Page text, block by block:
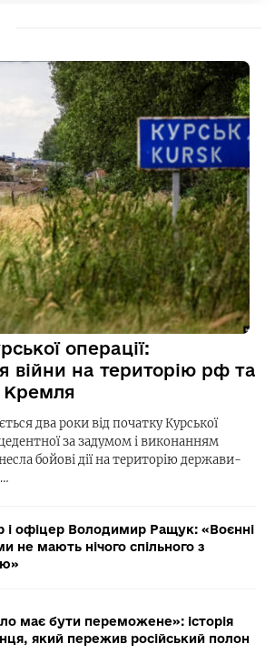
операції:
війни на територію рф та
Кремля
два роки від початку Курської
за задумом і виконанням
бойові дії на територію держави-
і офіцер Володимир Ращук: «Воєнні
не мають нічого спільного з
має бути переможене»: історія
який пережив російський полон